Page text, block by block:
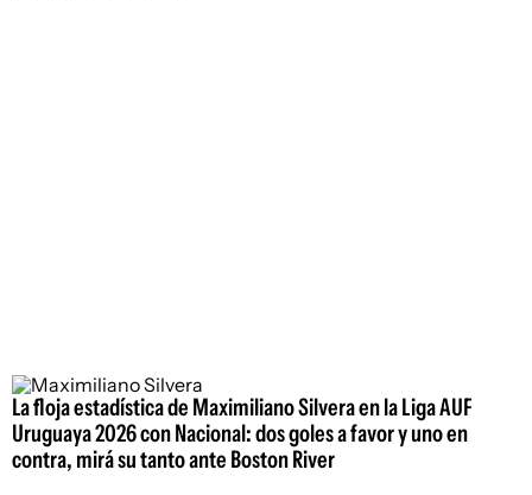
La floja estadística de Maximiliano Silvera en la Liga AUF
Uruguaya 2026 con Nacional: dos goles a favor y uno en
contra, mirá su tanto ante Boston River